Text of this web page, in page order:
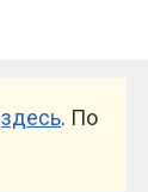
здесь. По